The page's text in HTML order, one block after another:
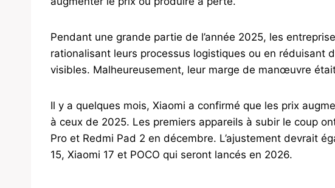
Pendant une grande partie de l’année 2025, les
rationalisant leurs processus logistiques ou en réduisant
visibles. Malheureusement, leur marge de manœuvre
Il y a quelques mois, Xiaomi a confirmé que les prix
à ceux de 2025. Les premiers appareils à subir le coup
Pro et Redmi Pad 2 en décembre. L’ajustement devrait
15, Xiaomi 17 et POCO qui seront lancés en 2026.